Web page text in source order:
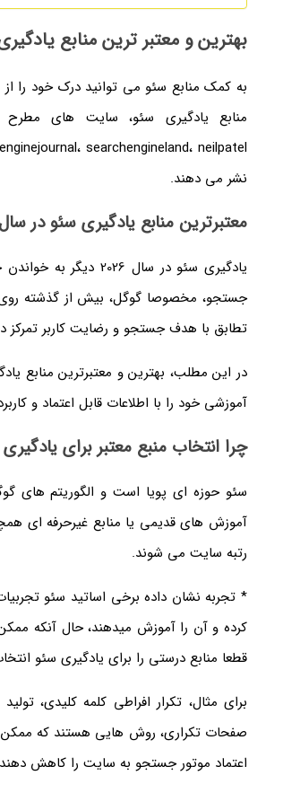
بهترین و معتبر ترین منابع
به کمک منابع سئو می توانید درک خود را
منابع یادگیری سئو، سایت های
نشر می دهند.
معتبرترین منابع یادگیری سئو در سال 2026
یادگیری سئو در سال
جستجو، مخصوصا گوگل، بیش از گذشته روی
تطابق با هدف جستجو و رضایت کاربر تمرکز
در این مطلب، بهترین و معتبرترین منابع
آموزشی خود را با اطلاعات قابل اعتماد و
چرا انتخاب منبع معتبر برای
سئو حوزه ای پویا است و الگوریتم های
آموزش های قدیمی یا منابع غیرحرفه ای
رتبه سایت می شوند.
* تجربه نشان داده برخی اساتید سئو
کرده و آن را آموزش میدهند، حال آنکه
قطعا منابع درستی را برای یادگیری سئو
برای مثال، تکرار افراطی کلمه کلیدی،
صفحات تکراری، روش هایی هستند که ممکن
اعتماد موتور جستجو به سایت را کاهش